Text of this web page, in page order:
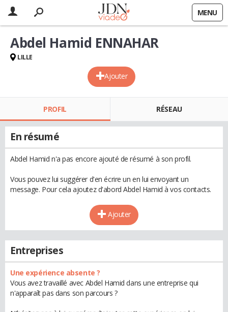
MENU
Ajouter
Abdel Hamid ENNAHAR
LILLE
PROFIL RÉSEAU
En résumé
Abdel Hamid n'a pas encore ajouté de résumé à son profil.
Vous pouvez lui suggérer d'en écrire un en lui envoyant un
message. Pour cela ajoutez d'abord Abdel Hamid à vos contacts.
Ajouter
Entreprises
Une expérience absente ?
Vous avez travaillé avec Abdel Hamid dans une entreprise qui
n'apparaît pas dans son parcours ?